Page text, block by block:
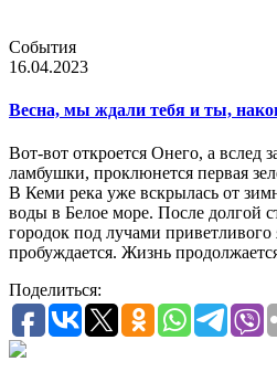
События
16.04.2023
Весна, мы ждали тебя и ты,
Вот-вот откроется Онего, а вслед
ламбушки, проклюнется первая
В Кеми река уже вскрылась от
воды в Белое море. После долгой
городок под лучами
пробуждается. Жизнь
Поделиться: